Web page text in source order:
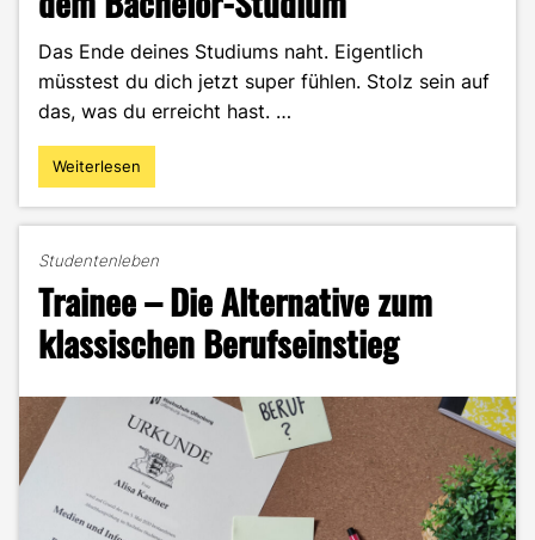
Das Ende deines Studiums naht. Eigentlich
müsstest du dich jetzt super fühlen. Stolz sein auf
das, was du erreicht hast. …
"Wie
geht
–
Panik
nach
dem
Studium"
Weiterlesen
Studentenleben
Trainee – Die Alternative zum
klassischen Berufseinstieg